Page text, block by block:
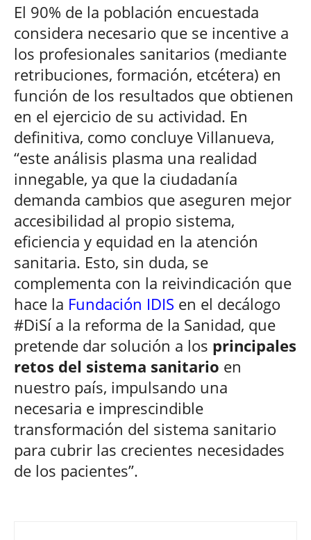
El 90% de la población encuestada
considera necesario que se incentive a
los profesionales sanitarios (mediante
retribuciones, formación, etcétera) en
función de los resultados que obtienen
en el ejercicio de su actividad. En
definitiva, como concluye Villanueva,
“este análisis plasma una realidad
innegable, ya que la ciudadanía
demanda cambios que aseguren mejor
accesibilidad al propio sistema,
eficiencia y equidad en la atención
sanitaria. Esto, sin duda, se
complementa con la reivindicación que
hace la Fundación IDIS en el decálogo
#DiSí a la reforma de la Sanidad, que
pretende dar solución a los principales
retos del sistema sanitario en
nuestro país, impulsando una
necesaria e imprescindible
transformación del sistema sanitario
para cubrir las crecientes necesidades
de los pacientes”.